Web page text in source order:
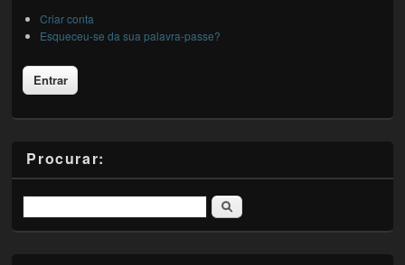
Criar conta
Esqueceu-se da sua palavra-passe?
Procurar:
Pesquisar